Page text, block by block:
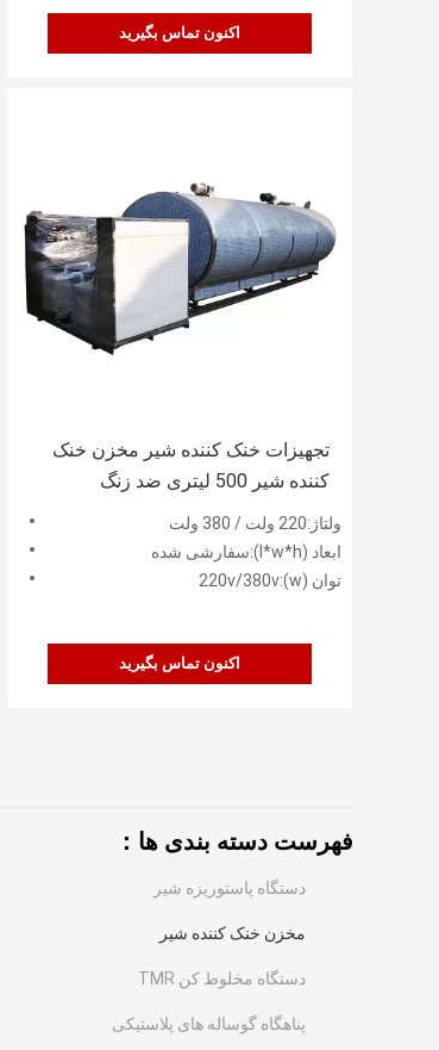
اکنون تماس بگیرید
تجهیزات خنک کننده شیر مخزن خنک
کننده شیر 500 لیتری ضد زنگ
ولتاژ:220 ولت / 380 ولت
ابعاد (l*w*h):سفارشی شده
توان (w):220v/380v
اکنون تماس بگیرید
فهرست دسته بندی ها：
دستگاه پاستوریزه شیر
مخزن خنک کننده شیر
دستگاه مخلوط کن TMR
پناهگاه گوساله های پلاستیکی